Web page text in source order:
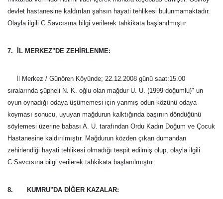
devlet hastanesine kaldırılan şahsın hayati tehlikesi bulunmamaktadır.
Olayla ilgili C.Savcısına bilgi verilerek tahkikata başlanılmıştır.
7. İL MERKEZ"DE ZEHİRLENME:
İl Merkez / Günören Köyünde; 22.12.2008 günü saat:15.00
sıralarında şüpheli N. K. oğlu olan mağdur U. U. (1999 doğumlu)" un
oyun oynadığı odaya üşümemesi için yanmış odun közünü odaya
koyması sonucu, uyuyan mağdurun kalktığında başının döndüğünü
söylemesi üzerine babası A. U. tarafından Ordu Kadın Doğum ve Çocuk
Hastanesine kaldırılmıştır. Mağdurun közden çıkan dumandan
zehirlendiği hayati tehlikesi olmadığı tespit edilmiş olup, olayla ilgili
C.Savcısına bilgi verilerek tahkikata başlanılmıştır.
8. KUMRU"DA DİĞER KAZALAR: